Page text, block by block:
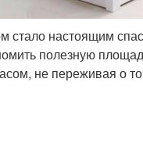
стало настоящим
полезную
не переживая о